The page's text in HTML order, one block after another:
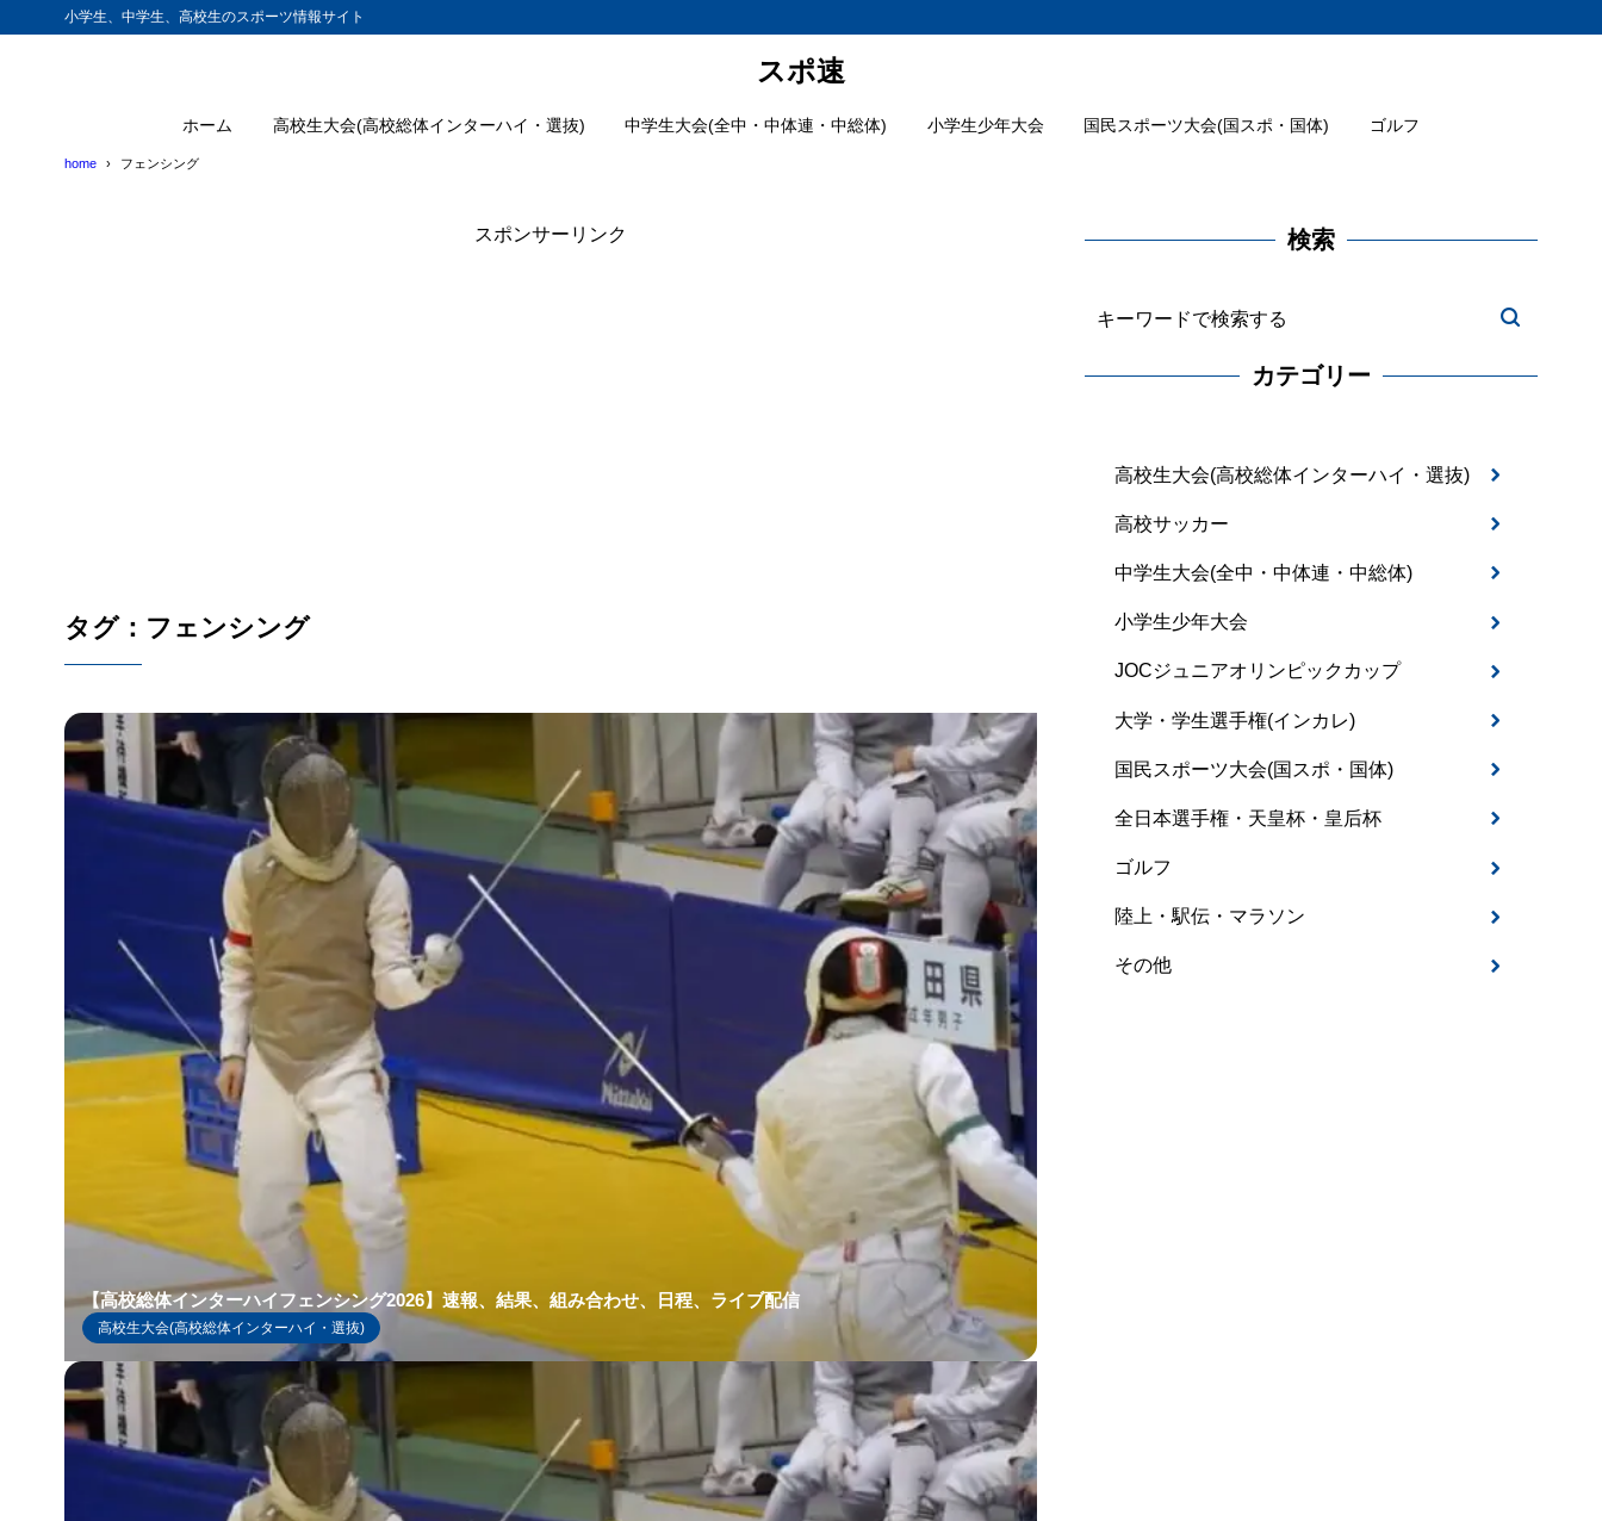
小学生、中学生、高校生のスポーツ情報サイト
スポ速
ホーム 高校生大会(高校総体インターハイ・選抜) 中学生大会(全中・中体連・中総体) 小学生少年大会 国民スポーツ大会(国スポ・国体) ゴルフ
home フェンシング
スポンサーリンク
タグ：フェンシング
【高校総体インターハイフェンシング2026】速報、結果、組み合わせ、日程、ライブ配信
高校生大会(高校総体インターハイ・選抜)
検索
カテゴリー
高校生大会(高校総体インターハイ・選抜)
高校サッカー
中学生大会(全中・中体連・中総体)
小学生少年大会
JOCジュニアオリンピックカップ
大学・学生選手権(インカレ)
国民スポーツ大会(国スポ・国体)
全日本選手権・天皇杯・皇后杯
ゴルフ
陸上・駅伝・マラソン
その他